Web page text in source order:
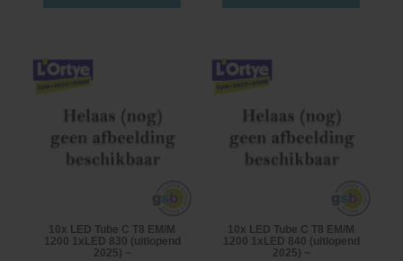
10x LED Tube C T8 EM/M
1200 1xLED 830 (uitlopend
2025) ~
10x LED Tube C T8 EM/M
1200 1xLED 840 (uitlopend
2025) ~